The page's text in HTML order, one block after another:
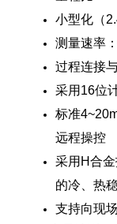
小型化（
测量
过程连接
采用16
标准
远程操控
采用H合
的冷、热
支持向现